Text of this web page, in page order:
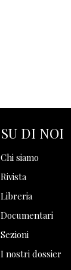
SU DI NOI
Chi siamo
Rivista
Libreria
Documentari
Sezioni
I nostri dossier